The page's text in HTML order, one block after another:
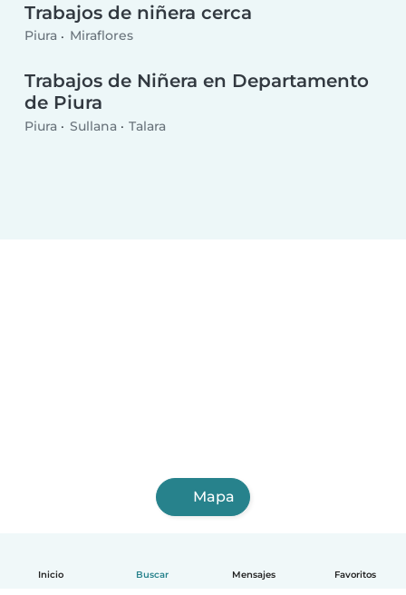
Inicio Buscar Mensajes Favoritos
Trabajos de niñera cerca
Piura Miraflores
Trabajos de Niñera en Departamento
de Piura
Piura Sullana Talara
Mapa